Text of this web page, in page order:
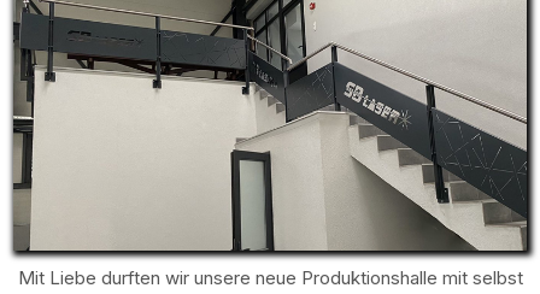
Mit Liebe durften wir unsere neue Produktionshalle mit selbst